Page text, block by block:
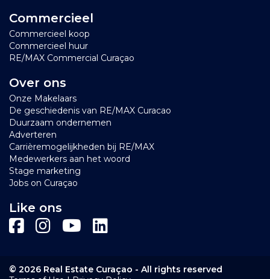
Commercieel
Commercieel koop
Commercieel huur
RE/MAX Commercial Curaçao
Over ons
Onze Makelaars
De geschiedenis van RE/MAX Curacao
Duurzaam ondernemen
Adverteren
Carrièremogelijkheden bij RE/MAX
Medewerkers aan het woord
Stage marketing
Jobs on Curaçao
Like ons
© 2026 Real Estate Curaçao - All rights reserved